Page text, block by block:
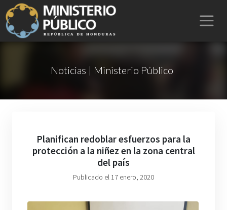
Noticias | Ministerio Público
Planifican redoblar esfuerzos para la
protección a la niñez en la zona central
del país
Publicado el 17 enero, 2020